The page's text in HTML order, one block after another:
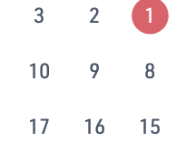
1
2
3
8
9
10
15
16
17